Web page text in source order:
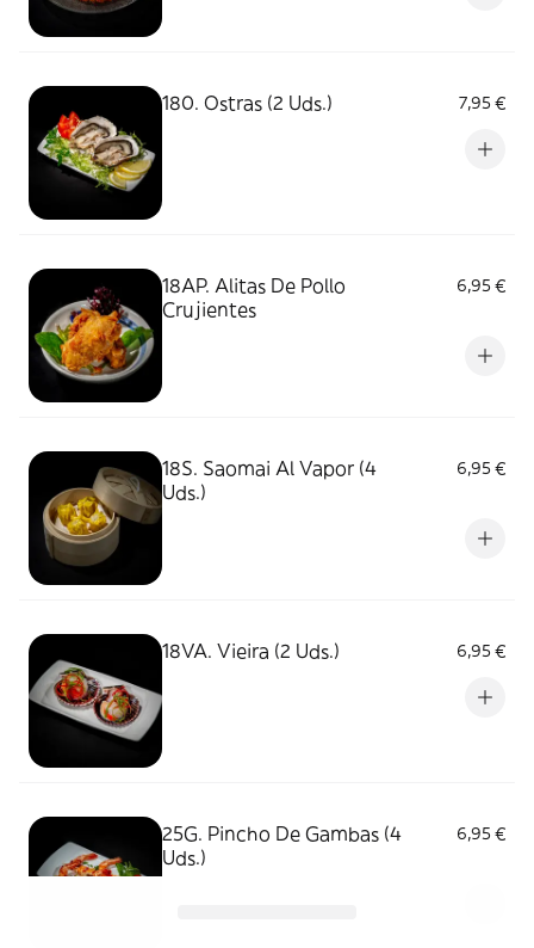
180. Ostras (2 Uds.) 7,95 €
18AP. Alitas De Pollo
Crujientes
6,95 €
18S. Saomai Al Vapor (4
Uds.)
6,95 €
18VA. Vieira (2 Uds.) 6,95 €
25G. Pincho De Gambas (4
Uds.)
6,95 €